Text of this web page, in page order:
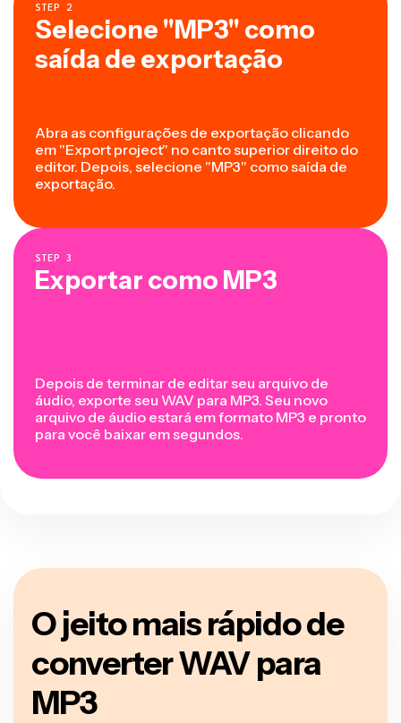
STEP 2
Selecione "MP3" como
saída de exportação
Abra as configurações de exportação clicando
em "Export project" no canto superior direito do
editor. Depois, selecione "MP3" como saída de
exportação.
STEP 3
Exportar como MP3
Depois de terminar de editar seu arquivo de
áudio, exporte seu WAV para MP3. Seu novo
arquivo de áudio estará em formato MP3 e pronto
para você baixar em segundos.
O jeito mais rápido de
converter WAV para
MP3